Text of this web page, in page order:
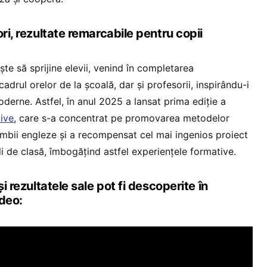
rezultate remarcabile pentru copii
să sprijine elevii, venind în completarea
orelor de la școală, dar și profesorii, inspirându-i
Astfel, în anul 2025 a lansat prima ediție a
, care s-a concentrat pe promovarea metodelor
engleze și a recompensat cel mai ingenios proiect
de clasă, îmbogățind astfel experiențele formative.
rezultatele sale pot fi descoperite în